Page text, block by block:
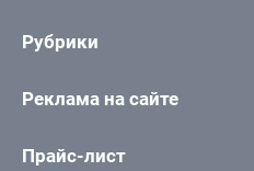
Рубрики
Реклама на сайте
Прайс-лист